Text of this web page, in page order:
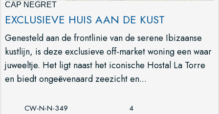
CAP NEGRET
EXCLUSIEVE HUIS AAN DE KUST
Genesteld aan de frontlinie van de serene Ibizaanse
kustlijn, is deze exclusieve off-market woning een waar
juweeltje. Het ligt naast het iconische Hostal La Torre
en biedt ongeëvenaard zeezicht en...
CW-N-N-349 4